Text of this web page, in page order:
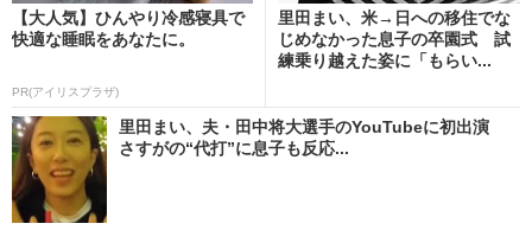
【大人気】ひんやり冷感寝具で
快適な睡眠をあなたに。
PR(アイリスプラザ)
里田まい、米→日への移住でな
じめなかった息子の卒園式 試
練乗り越えた姿に「もらい...
里田まい、夫・田中将大選手のYouTubeに初出演
さすがの“代打”に息子も反応...